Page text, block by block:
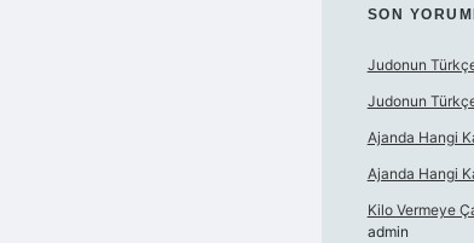
SON
Judonun
Judonun
Ajanda Hangi
Ajanda Hangi
Kilo Vermeye
admin